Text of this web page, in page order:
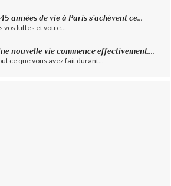
années de vie à Paris s’achèvent ce...
vos luttes et votre...
nouvelle vie commence effectivement....
ce que vous avez fait durant...